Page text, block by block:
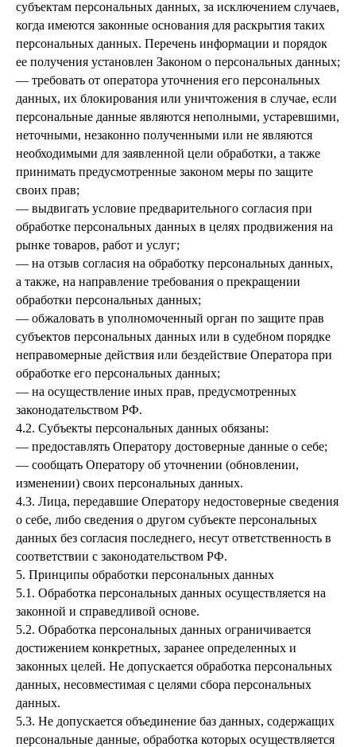
субъектам персональных данных, за исключением случаев,
когда имеются законные основания для раскрытия таких
персональных данных. Перечень информации и порядок
ее получения установлен Законом о персональных данных;
— требовать от оператора уточнения его персональных
данных, их блокирования или уничтожения в случае, если
персональные данные являются неполными, устаревшими,
неточными, незаконно полученными или не являются
необходимыми для заявленной цели обработки, а также
принимать предусмотренные законом меры по защите
своих прав;
— выдвигать условие предварительного согласия при
обработке персональных данных в целях продвижения на
рынке товаров, работ и услуг;
— на отзыв согласия на обработку персональных данных,
а также, на направление требования о прекращении
обработки персональных данных;
— обжаловать в уполномоченный орган по защите прав
субъектов персональных данных или в судебном порядке
неправомерные действия или бездействие Оператора при
обработке его персональных данных;
— на осуществление иных прав, предусмотренных
законодательством РФ.
4.2. Субъекты персональных данных обязаны:
— предоставлять Оператору достоверные данные о себе;
— сообщать Оператору об уточнении (обновлении,
изменении) своих персональных данных.
4.3. Лица, передавшие Оператору недостоверные сведения
о себе, либо сведения о другом субъекте персональных
данных без согласия последнего, несут ответственность в
соответствии с законодательством РФ.
5. Принципы обработки персональных данных
5.1. Обработка персональных данных осуществляется на
законной и справедливой основе.
5.2. Обработка персональных данных ограничивается
достижением конкретных, заранее определенных и
законных целей. Не допускается обработка персональных
данных, несовместимая с целями сбора персональных
данных.
5.3. Не допускается объединение баз данных, содержащих
персональные данные, обработка которых осуществляется